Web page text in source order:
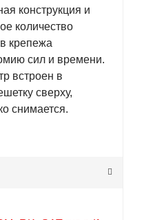
конструкция и
количество
крепежа
сил и времени.
встроен в
сверху,
снимается.